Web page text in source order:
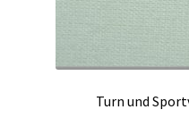
Turn und